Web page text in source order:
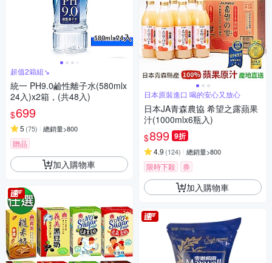
超值2箱組↘︎
統一 PH9.0鹼性離子水(580mlx
24入)x2箱，(共48入)
$699
5 (75) 總銷量>800
贈品
加入購物車
日本原裝進口 喝的安心又放心
日本JA青森農協 希望之露蘋果
汁(1000mlx6瓶入)
$899 9折
4.9 (124) 總銷量>800
限時下殺 券
加入購物車